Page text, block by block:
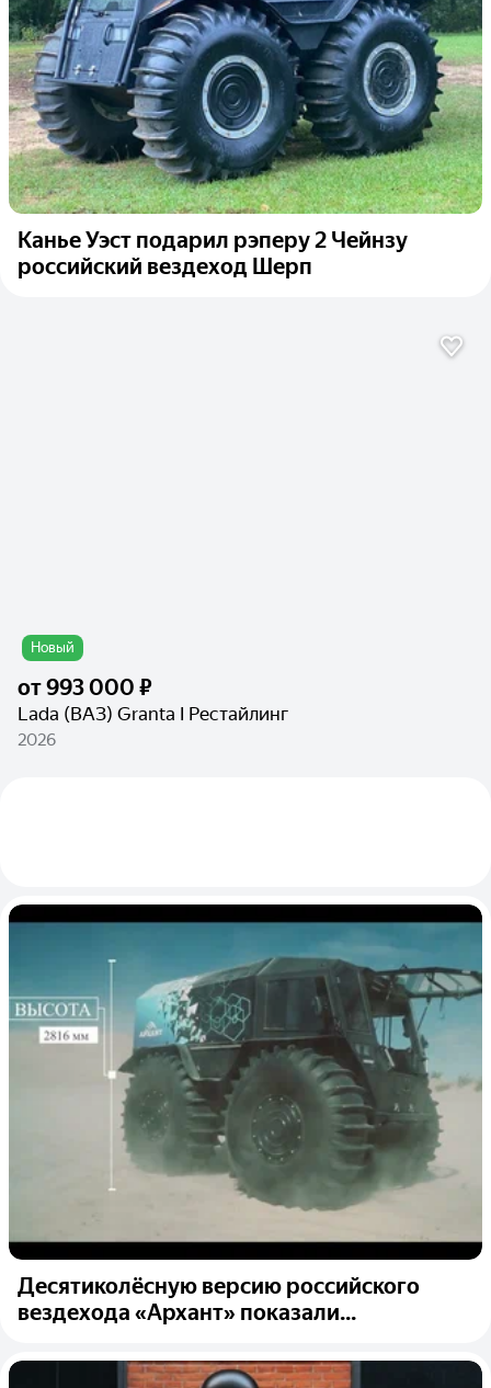
Канье Уэст подарил рэперу 2 Чейнзу
российский вездеход Шерп
Новый
от993 000 ₽
Lada (ВАЗ) Granta I Рестайлинг
2026
Десятиколёсную версию российского
вездехода «Архант» показали...